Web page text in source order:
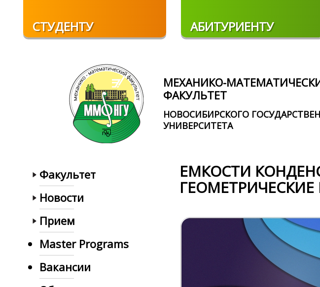
СТУДЕНТУ АБИТУРИЕНТУ
МЕХАНИКО-
ФАКУЛЬТЕТ
НОВОСИБИРСКОГО
УНИВЕРСИТЕТА
Факультет
Новости
Прием
Master Programs
Вакансии
ЕМКОСТИ